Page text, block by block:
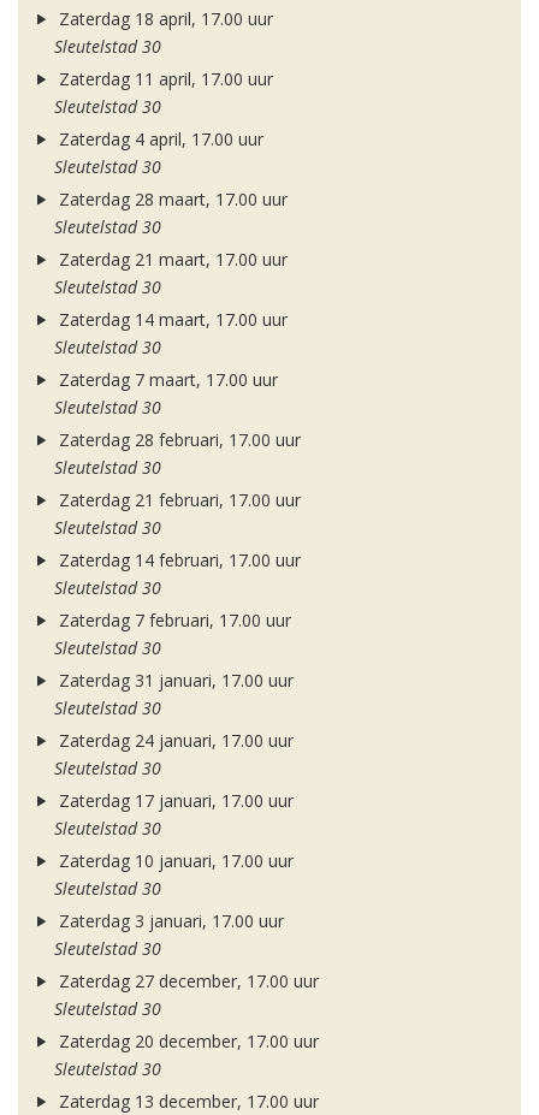
Zaterdag 18 april, 17.00 uur
Sleutelstad 30
Zaterdag 11 april, 17.00 uur
Sleutelstad 30
Zaterdag 4 april, 17.00 uur
Sleutelstad 30
Zaterdag 28 maart, 17.00 uur
Sleutelstad 30
Zaterdag 21 maart, 17.00 uur
Sleutelstad 30
Zaterdag 14 maart, 17.00 uur
Sleutelstad 30
Zaterdag 7 maart, 17.00 uur
Sleutelstad 30
Zaterdag 28 februari, 17.00 uur
Sleutelstad 30
Zaterdag 21 februari, 17.00 uur
Sleutelstad 30
Zaterdag 14 februari, 17.00 uur
Sleutelstad 30
Zaterdag 7 februari, 17.00 uur
Sleutelstad 30
Zaterdag 31 januari, 17.00 uur
Sleutelstad 30
Zaterdag 24 januari, 17.00 uur
Sleutelstad 30
Zaterdag 17 januari, 17.00 uur
Sleutelstad 30
Zaterdag 10 januari, 17.00 uur
Sleutelstad 30
Zaterdag 3 januari, 17.00 uur
Sleutelstad 30
Zaterdag 27 december, 17.00 uur
Sleutelstad 30
Zaterdag 20 december, 17.00 uur
Sleutelstad 30
Zaterdag 13 december, 17.00 uur